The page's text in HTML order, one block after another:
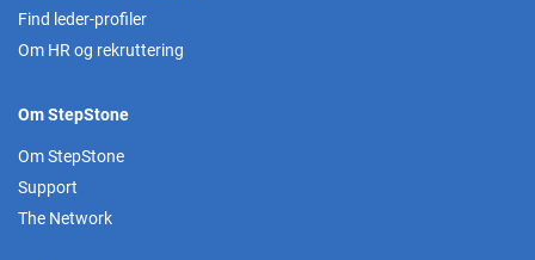
Find leder-profiler
Om HR og rekruttering
Om StepStone
Om StepStone
Support
The Network